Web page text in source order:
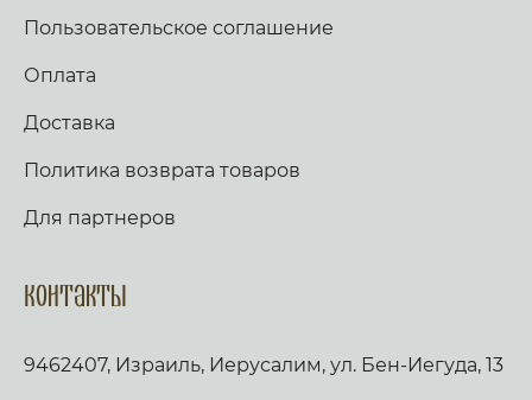
Пользовательское соглашение
Оплата
Доставка
Политика возврата товаров
Для партнеров
Контакты
9462407, Израиль, Иерусалим, ул. Бен-Иегуда, 13